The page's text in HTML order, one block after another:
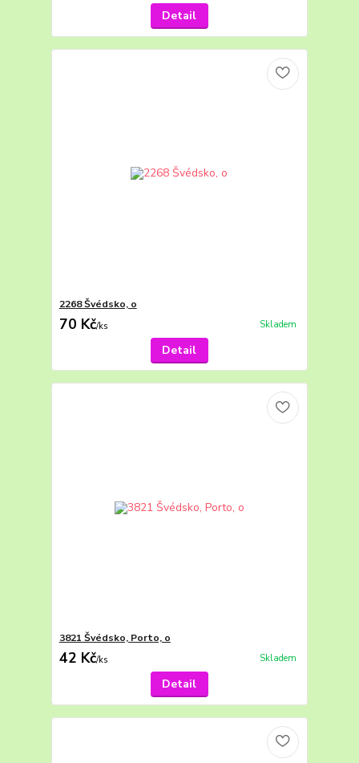
Detail
2268 Švédsko, o
70 Kč/ks Skladem
Detail
3821 Švédsko, Porto, o
42 Kč/ks Skladem
Detail